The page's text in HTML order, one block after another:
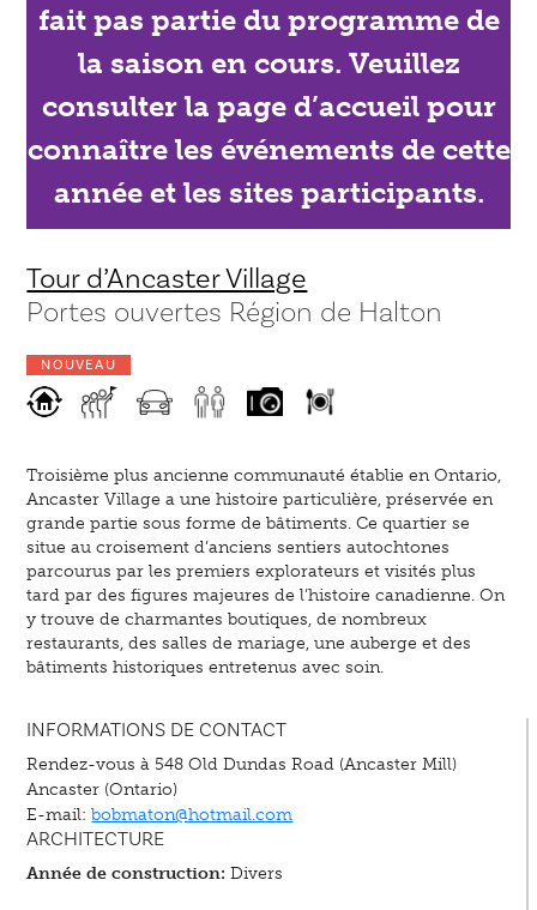
fait pas partie du programme de
la saison en cours. Veuillez
consulter la page d’accueil pour
connaître les événements de cette
année et les sites participants.
Tour d’Ancaster Village
Portes ouvertes Région de Halton
NOUVEAU
Troisième plus ancienne communauté établie en Ontario,
Ancaster Village a une histoire particulière, préservée en
grande partie sous forme de bâtiments. Ce quartier se
situe au croisement d’anciens sentiers autochtones
parcourus par les premiers explorateurs et visités plus
tard par des figures majeures de l’histoire canadienne. On
y trouve de charmantes boutiques, de nombreux
restaurants, des salles de mariage, une auberge et des
bâtiments historiques entretenus avec soin.
INFORMATIONS DE CONTACT
Rendez-vous à 548 Old Dundas Road (Ancaster Mill)
Ancaster (Ontario)
E-mail:bobmaton@hotmail.com
ARCHITECTURE
Année de construction: Divers